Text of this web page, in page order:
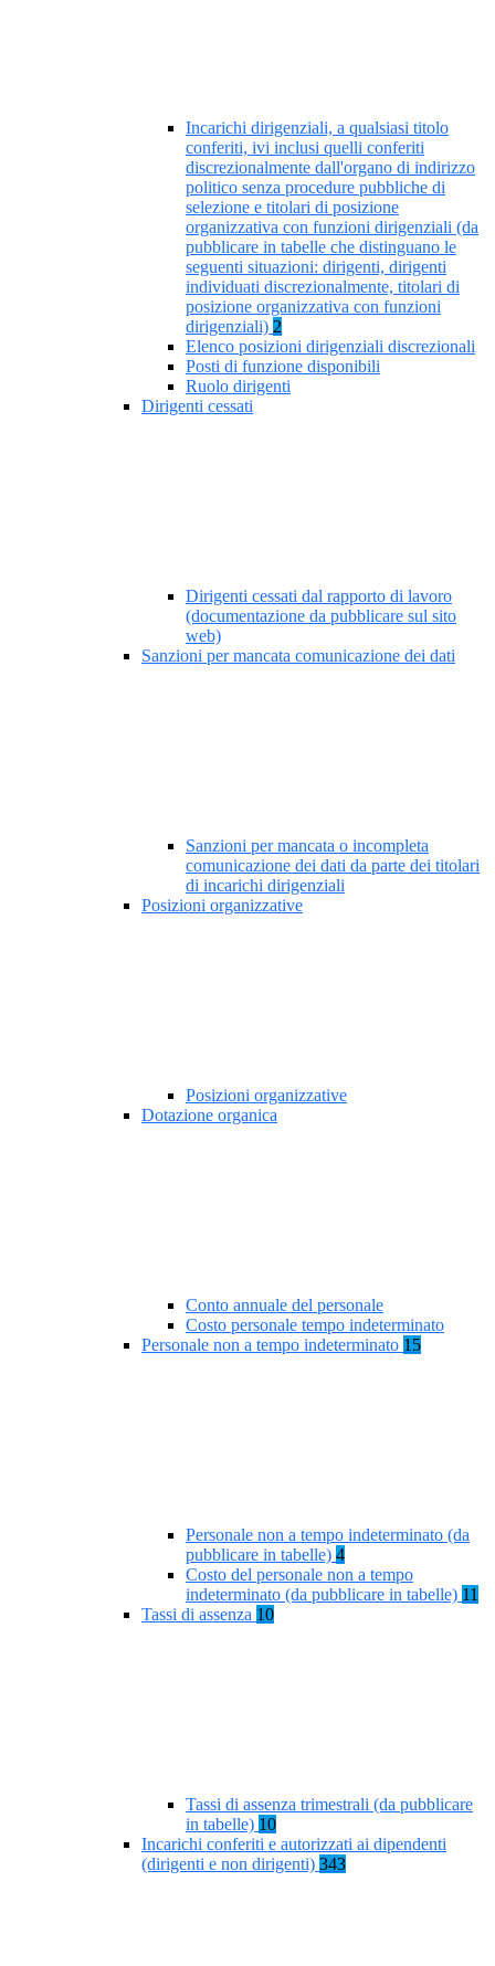
Incarichi dirigenziali, a qualsiasi titolo
conferiti, ivi inclusi quelli conferiti
discrezionalmente dall'organo di indirizzo
politico senza procedure pubbliche di
selezione e titolari di posizione
organizzativa con funzioni dirigenziali (da
pubblicare in tabelle che distinguano le
seguenti situazioni: dirigenti, dirigenti
individuati discrezionalmente, titolari di
posizione organizzativa con funzioni
dirigenziali) 2
Elenco posizioni dirigenziali discrezionali
Posti di funzione disponibili
Ruolo dirigenti
Dirigenti cessati
Dirigenti cessati dal rapporto di lavoro
(documentazione da pubblicare sul sito
web)
Sanzioni per mancata comunicazione dei dati
Sanzioni per mancata o incompleta
comunicazione dei dati da parte dei titolari
di incarichi dirigenziali
Posizioni organizzative
Posizioni organizzative
Dotazione organica
Conto annuale del personale
Costo personale tempo indeterminato
Personale non a tempo indeterminato 15
Personale non a tempo indeterminato (da
pubblicare in tabelle) 4
Costo del personale non a tempo
indeterminato (da pubblicare in tabelle) 11
Tassi di assenza 10
Tassi di assenza trimestrali (da pubblicare
in tabelle) 10
Incarichi conferiti e autorizzati ai dipendenti
(dirigenti e non dirigenti) 343